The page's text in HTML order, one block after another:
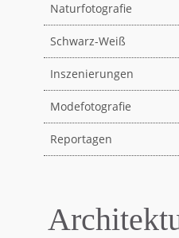
Naturfotografie
Schwarz-Weiß
Inszenierungen
Modefotografie
Reportagen